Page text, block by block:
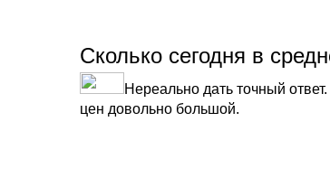
Сколько сегодня в
Нереально дать точный
цен довольно большой.